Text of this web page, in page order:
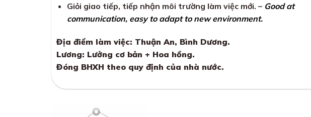
Giỏi giao tiếp, tiếp nhận môi trường làm việc mới. – Good at
communication, easy to adapt to new environment.
Địa điểm làm việc: Thuận An, Bình Dương.
Lương: Lưởng cơ bản + Hoa hồng.
Đóng BHXH theo quy định của nhà nước.